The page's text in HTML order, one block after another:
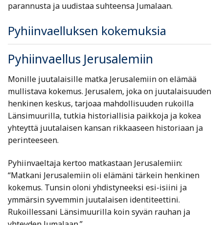
parannusta ja uudistaa suhteensa Jumalaan.
Pyhiinvaelluksen kokemuksia
Pyhiinvaellus Jerusalemiin
Monille juutalaisille matka Jerusalemiin on elämää
mullistava kokemus. Jerusalem, joka on juutalaisuuden
henkinen keskus, tarjoaa mahdollisuuden rukoilla
Länsimuurilla, tutkia historiallisia paikkoja ja kokea
yhteyttä juutalaisen kansan rikkaaseen historiaan ja
perinteeseen.
Pyhiinvaeltaja kertoo matkastaan Jerusalemiin:
“Matkani Jerusalemiin oli elämäni tärkein henkinen
kokemus. Tunsin oloni yhdistyneeksi esi-isiini ja
ymmärsin syvemmin juutalaisen identiteettini.
Rukoillessani Länsimuurilla koin syvän rauhan ja